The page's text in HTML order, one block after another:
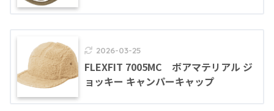
2026-03-25
FLEXFIT 7005MC ボアマテリアル ジ
ョッキー キャンパーキャップ